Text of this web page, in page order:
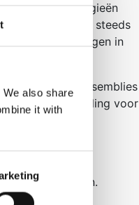
also share
it with
en technologieën
toepassingen steeds
oplossingen in
sub-assemblies
gebied van koeling voor
een range van
aanbieden.